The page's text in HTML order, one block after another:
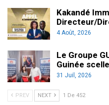
Kakandé
Directeur/
4 Août, 2026
Le Groupe
Guinée
31 Juil, 2026
PREV NEXT 1 De 452